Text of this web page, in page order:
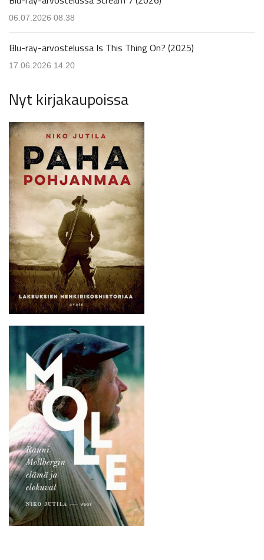
06.07.2026 08.38
Blu-ray-arvostelussa Is This Thing On? (2025)
17.06.2026 14.20
Nyt kirjakaupoissa